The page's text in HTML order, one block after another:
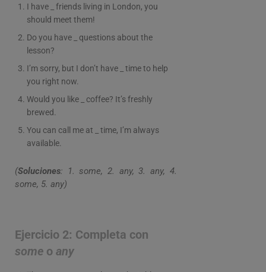
I have _ friends living in London, you
should meet them!
Do you have _ questions about the
lesson?
I’m sorry, but I don’t have _ time to help
you right now.
Would you like _ coffee? It’s freshly
brewed.
You can call me at _ time, I’m always
available.
(Soluciones: 1. some, 2. any, 3. any, 4.
some, 5. any)
Ejercicio 2: Completa con
some o any